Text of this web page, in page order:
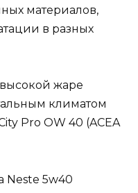
материалов,
в разных
жаре
климатом
Pro OW 40 (ACEA